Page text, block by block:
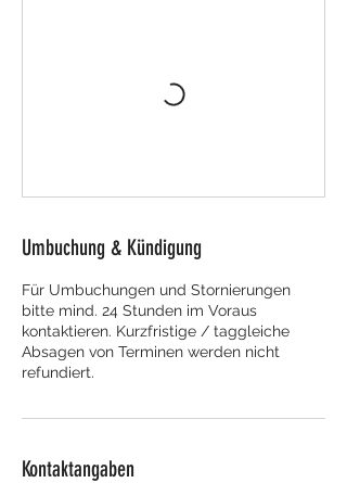
Umbuchung & Kündigung
Für Umbuchungen und Stornierungen
bitte mind. 24 Stunden im Voraus
kontaktieren. Kurzfristige / taggleiche
Absagen von Terminen werden nicht
refundiert.
Kontaktangaben